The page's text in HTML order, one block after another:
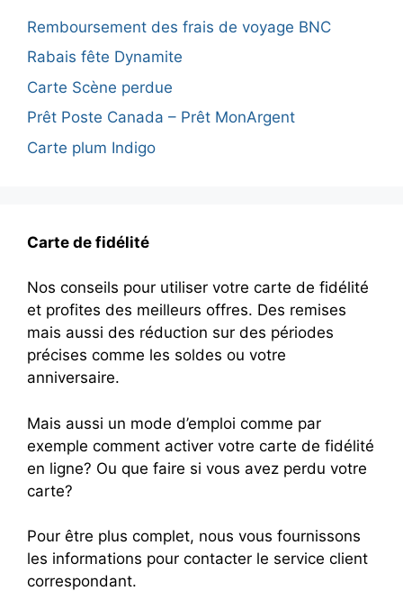
Remboursement des frais de voyage BNC
Rabais fête Dynamite
Carte Scène perdue
Prêt Poste Canada – Prêt MonArgent
Carte plum Indigo
Carte de fidélité
Nos conseils pour utiliser votre carte de fidélité
et profites des meilleurs offres. Des remises
mais aussi des réduction sur des périodes
précises comme les soldes ou votre
anniversaire.
Mais aussi un mode d’emploi comme par
exemple comment activer votre carte de fidélité
en ligne? Ou que faire si vous avez perdu votre
carte?
Pour être plus complet, nous vous fournissons
les informations pour contacter le service client
correspondant.